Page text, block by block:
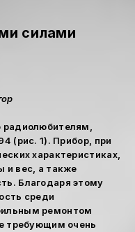
силами
радиолюбителям,
(рис. 1). Прибор, при
характеристиках,
и вес, а также
Благодаря этому
среди
ремонтом
требующим очень